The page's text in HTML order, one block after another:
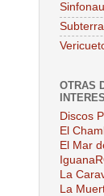
OTRAS
INTERES
Discos
El
El Mar
La
La